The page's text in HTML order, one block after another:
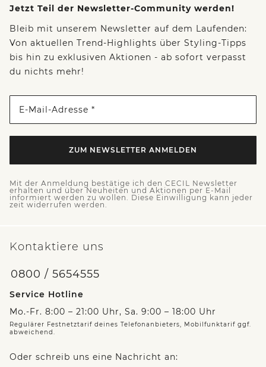
Jetzt Teil der Newsletter-Community werden!
Bleib mit unserem Newsletter auf dem Laufenden:
Von aktuellen Trend-Highlights über Styling-Tipps
bis hin zu exklusiven Aktionen - ab sofort verpasst
du nichts mehr!
E-Mail-Adresse *
ZUM NEWSLETTER ANMELDEN
Mit der Anmeldung bestätige ich den CECIL Newsletter
erhalten und über Neuheiten und Aktionen per E-Mail
informiert werden zu wollen. Diese Einwilligung kann jeder
zeit widerrufen werden.
Kontaktiere uns
0800 / 5654555
Service Hotline
Mo.-Fr. 8:00 – 21:00 Uhr, Sa. 9:00 – 18:00 Uhr
Regulärer Festnetztarif deines Telefonanbieters, Mobilfunktarif ggf.
abweichend.
Oder schreib uns eine Nachricht an: